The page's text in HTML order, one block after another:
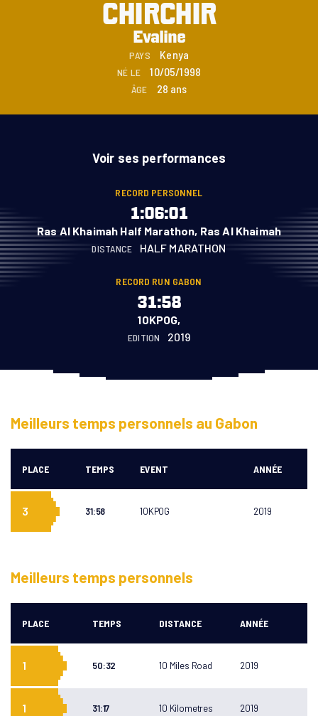
CHIRCHIR
Evaline
PAYS Kenya
NÉ LE 10/05/1998
ÂGE 28 ans
Voir ses performances
RECORD PERSONNEL
1:06:01
Ras Al Khaimah Half Marathon, Ras Al Khaimah
DISTANCE HALF MARATHON
RECORD RUN GABON
31:58
10KPOG,
EDITION 2019
Meilleurs temps personnels au Gabon
PLACE TEMPS EVENT ANNÉE
3 31:58 10KPOG 2019
Meilleurs temps personnels
PLACE TEMPS DISTANCE ANNÉE
1 50:32 10 Miles Road 2019
1 31:17 10 Kilometres 2019
COURSES
Run in Masuku
10KMPOG